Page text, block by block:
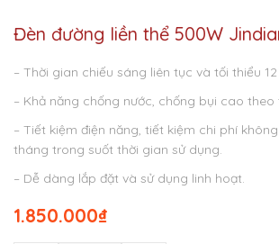
Đèn đường liền thể 500W
– Thời gian chiếu sáng liên tục và tối thiểu 12
– Khả năng chống nước, chống bụi cao theo
– Tiết kiệm điện năng, tiết kiệm chi phí
tháng trong suốt thời gian sử dụng.
– Dễ dàng lắp đặt và sử dụng linh hoạt.
₫
1.850.000